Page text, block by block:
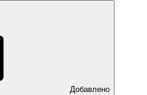
Добавлено